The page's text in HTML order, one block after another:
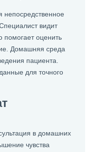
видит
помогает оценить
Домашняя среда
пациента.
для точного
в домашних
чувства